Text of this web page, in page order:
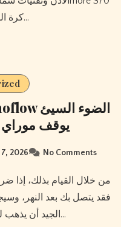
كرة القدم الأساسية…
يوقف موراي
7, 2026 No Comments
من خلال القيام بذلك، إذا ضربت زوجًا مستقيمًا أو زوجًا أو رحلة،
فقد يتصل بك بعد النهر،
الجيد أن يذهب للحصول على خدعة لأنه…